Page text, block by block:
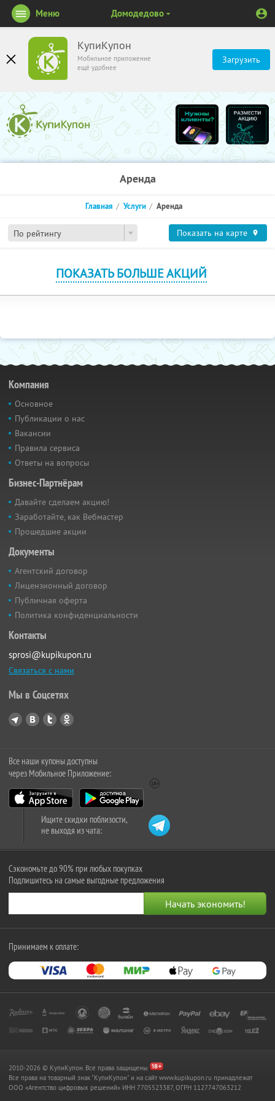
КупиКупон
Мобильное приложение
ещё удобнее
Загрузить
Меню Домодедово
Аренда
По рейтингу
Главная Услуги Аренда
Показать на карте
ПОКАЗАТЬ БОЛЬШЕ АКЦИЙ
Компания
Основное
Публикации о нас
Вакансии
Правила сервиса
Ответы на вопросы
Бизнес-Партнёрам
Давайте сделаем акцию!
Заработайте, как Вебмастер
Прошедшие акции
Документы
Агентский договор
Лицензионный договор
Публичная оферта
Политика конфиденциальности
Контакты
sprosi@kupikupon.ru
Связаться с нами
Мы в Соцсетях
Все наши купоны доступны
через Мобильное Приложение:
Ищите скидки поблизости,
не выходя из чата:
Сэкономьте до 90% при любых покупках
Подпишитесь на самые выгодные предложения
Принимаем к оплате:
2010-2026 © КупиКупон. Все права защищены.
Все права на товарный знак "КупиКупон" и на сайт www.kupikupon.ru принадлежат
OOO «Агентство цифровых решений» ИНН 7705523387, ОГРН 1127747063212